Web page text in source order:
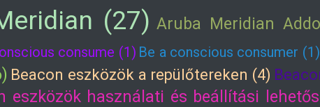
(27) Aruba Meridian
consume (1) Be a conscious consumer (1)
Beacon eszközök a repülőtereken (4)
eszközök használati és beállítási